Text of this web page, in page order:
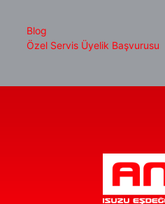
Blog
Özel Servis Üyelik Başvurusu